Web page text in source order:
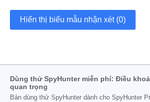
Hiển thị biểu mẫu nhận xét (0)
Dùng thử SpyHunter miễn phí: Điều
quan trọng
Bản dùng thử SpyHunter dành cho SpyHunter